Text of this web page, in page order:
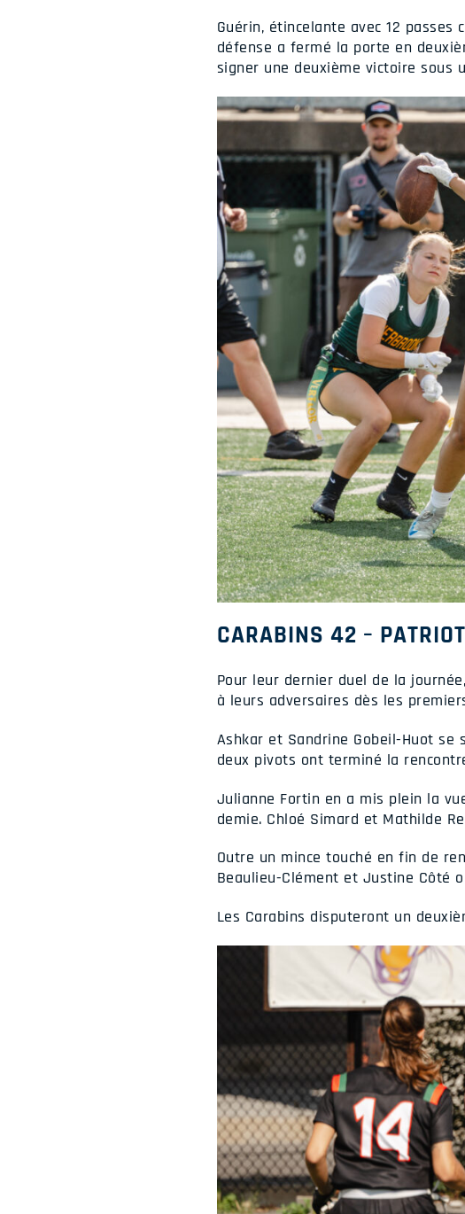
Guérin, étincelante avec 12
défense a fermé la porte en
signer une deuxième victoire sous
CARABINS 42 –
Pour leur dernier duel de la
à leurs adversaires dès les
Ashkar et Sandrine Gobeil-Huot
deux pivots ont terminé la
Julianne Fortin en a mis plein la
demie. Chloé Simard et Mathilde
Outre un mince touché en fin de
Beaulieu-Clément et Justine Côté
Les Carabins disputeront un